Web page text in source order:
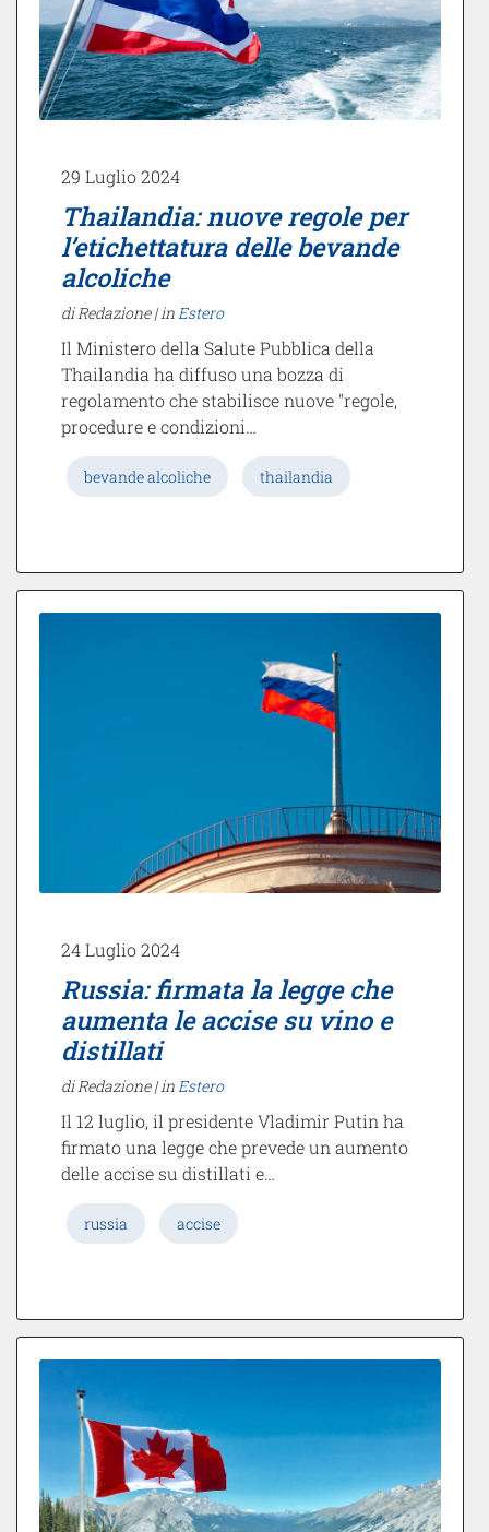
29 Luglio 2024
Thailandia: nuove regole per
l’etichettatura delle bevande
alcoliche
di Redazione | in Estero
Il Ministero della Salute Pubblica della
Thailandia ha diffuso una bozza di
regolamento che stabilisce nuove "regole,
procedure e condizioni…
bevande alcoliche thailandia
24 Luglio 2024
Russia: firmata la legge che
aumenta le accise su vino e
distillati
di Redazione | in Estero
Il 12 luglio, il presidente Vladimir Putin ha
firmato una legge che prevede un aumento
delle accise su distillati e…
russia accise